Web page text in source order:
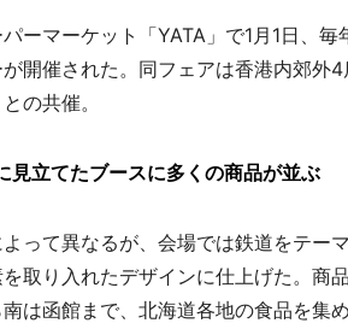
ーマーケット「YATA」で1月1日、
開催された。同フェアは香港内郊外
の共催。
見立てたブースに多くの商品が並ぶ
って異なるが、会場では鉄道をテー
取り入れたデザインに仕上げた。商
は函館まで、北海道各地の食品を集め